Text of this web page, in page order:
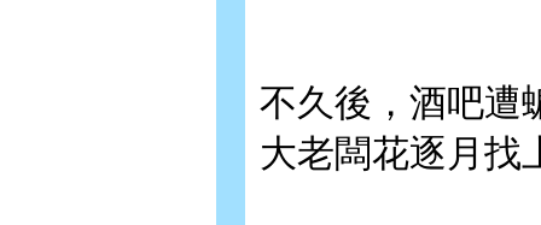
不久後，酒吧遭
大老闆花逐月找